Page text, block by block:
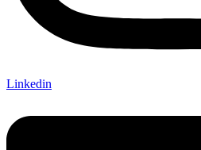
Linkedin